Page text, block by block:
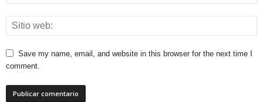
Save my name, email, and website in this browser for the next time I
comment.